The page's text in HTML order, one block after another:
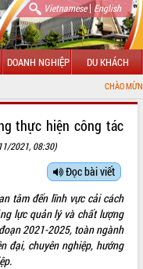
Vietnamese| English
DOANH NGHIỆP DU KHÁCH
CHÀO MỪNG ĐẾN VỚI CỔNG
thực hiện công tác
2021, 08:30)
Đọc bài viết
tâm đến lĩnh vực cải cách
lực quản lý và chất lượng
2021-2025, toàn ngành
đại, chuyên nghiệp, hướng
.